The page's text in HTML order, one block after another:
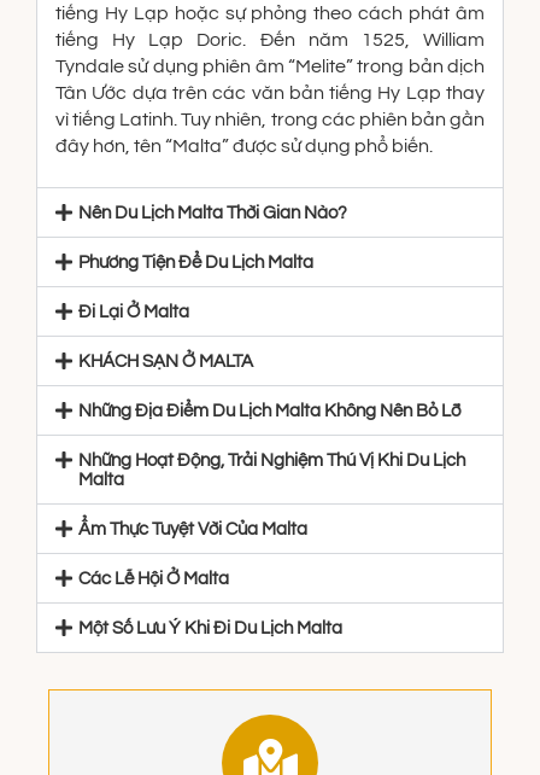
tiếng Hy Lạp hoặc sự phỏng theo cách phát âm
tiếng Hy Lạp Doric. Đến năm 1525, William
Tyndale sử dụng phiên âm “Melite” trong bản dịch
Tân Ước dựa trên các văn bản tiếng Hy Lạp thay
vì tiếng Latinh. Tuy nhiên, trong các phiên bản gần
đây hơn, tên “Malta” được sử dụng phổ biến.
Nên Du Lịch Malta Thời Gian Nào?
Phương Tiện Để Du Lịch Malta
Đi Lại Ở Malta
KHÁCH SẠN Ở MALTA
Những Địa Điểm Du Lịch Malta Không Nên Bỏ Lỡ
Những Hoạt Động, Trải Nghiệm Thú Vị Khi Du Lịch
Malta
Ẩm Thực Tuyệt Vời Của Malta
Các Lễ Hội Ở Malta
Một Số Lưu Ý Khi Đi Du Lịch Malta